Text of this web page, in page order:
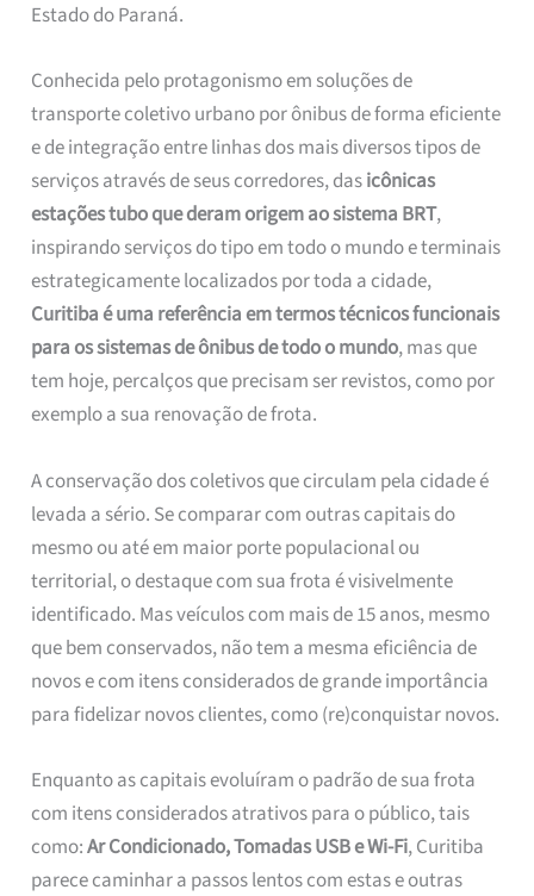
Estado do Paraná.
Conhecida pelo protagonismo em soluções de
transporte coletivo urbano por ônibus de forma eficiente
e de integração entre linhas dos mais diversos tipos de
serviços através de seus corredores, dasicônicas
estações tubo que deram origem ao sistema BRT,
inspirando serviços do tipo em todo o mundo e terminais
estrategicamente localizados por toda a cidade,
Curitiba é uma referência em termos técnicos funcionais
para os sistemas de ônibus de todo o mundo, mas que
tem hoje, percalços que precisam ser revistos, como por
exemplo a sua renovação de frota.
A conservação dos coletivos que circulam pela cidade é
levada a sério. Se comparar com outras capitais do
mesmo ou até em maior porte populacional ou
territorial, o destaque com sua frota é visivelmente
identificado. Mas veículos com mais de 15 anos, mesmo
que bem conservados, não tem a mesma eficiência de
novos e com itens considerados de grande importância
para fidelizar novos clientes, como (re)conquistar novos.
Enquanto as capitais evoluíram o padrão de sua frota
com itens considerados atrativos para o público, tais
como:Ar Condicionado, Tomadas USB e Wi-Fi, Curitiba
parece caminhar a passos lentos com estas e outras